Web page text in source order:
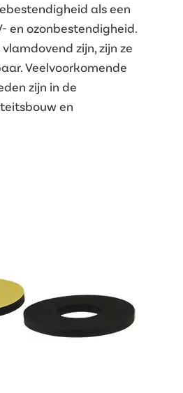
als een
en ozonbestendigheid.
zijn, zijn ze
Veelvoorkomende
zijn in de
en